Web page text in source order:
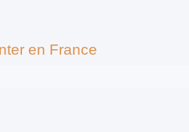
en France